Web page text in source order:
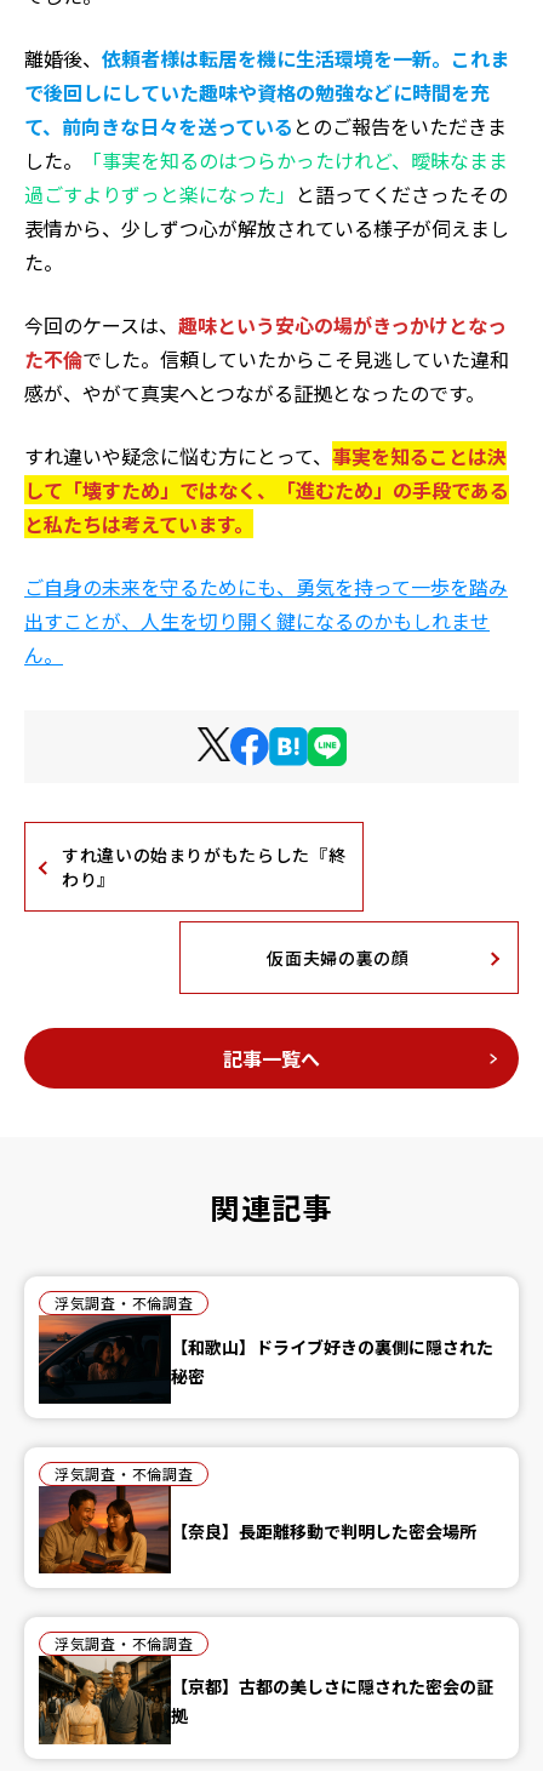
離婚後、 依頼者様は転居を機に生活環境を一新。これま
で後回しにしていた趣味や資格の勉強などに時間を充
て、前向きな日々を送っている とのご報告をいただきま
した。
「事実を知るのはつらかったけれど、曖昧なまま
過ごすよりずっと楽になった」 と語ってくださったその
表情から、少しずつ心が解放されている様子が伺えまし
た。
今回のケースは、 趣味という安心の場がきっかけとなっ
た不倫でした。信頼していたからこそ見逃していた違和
感が、やがて真実へとつながる証拠となったのです。
すれ違いや疑念に悩む方にとって、 事実を知ることは決
して「壊すため」ではなく、「進むため」の手段である
と私たちは考えています。
ご自身の未来を守るためにも、勇気を持って一歩を踏み
出すことが、人生を切り開く鍵になるのかもしれませ
ん。
すれ違いの始まりがもたらした『終
わり』
仮面夫婦の裏の顔
記事一覧へ
関連記事
浮気調査・不倫調査
【和歌山】ドライブ好きの裏側に隠された
秘密
浮気調査・不倫調査
【奈良】長距離移動で判明した密会場所
浮気調査・不倫調査
【京都】古都の美しさに隠された密会の証
拠